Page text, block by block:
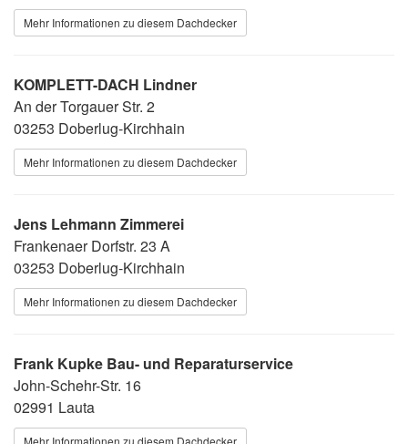
Mehr Informationen zu diesem Dachdecker
KOMPLETT-DACH Lindner
An der Torgauer Str. 2
03253 Doberlug-Kirchhain
Mehr Informationen zu diesem Dachdecker
Jens Lehmann Zimmerei
Frankenaer Dorfstr. 23 A
03253 Doberlug-Kirchhain
Mehr Informationen zu diesem Dachdecker
Frank Kupke Bau- und Reparaturservice
John-Schehr-Str. 16
02991 Lauta
Mehr Informationen zu diesem Dachdecker